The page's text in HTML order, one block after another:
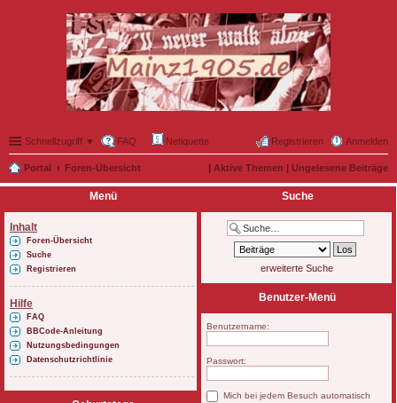
Schnellzugriff ▼ FAQ Netiquette Anmelden
Registrieren
Portal Foren-Übersicht | Aktive Themen | Ungelesene Beiträge
Menü
Inhalt
Foren-Übersicht
Suche
Registrieren
Hilfe
FAQ
BBCode-Anleitung
Nutzungsbedingungen
Datenschutzrichtlinie
Suche
erweiterte Suche
Benutzer-Menü
Benutzername:
Passwort:
Mich bei jedem Besuch automatisch